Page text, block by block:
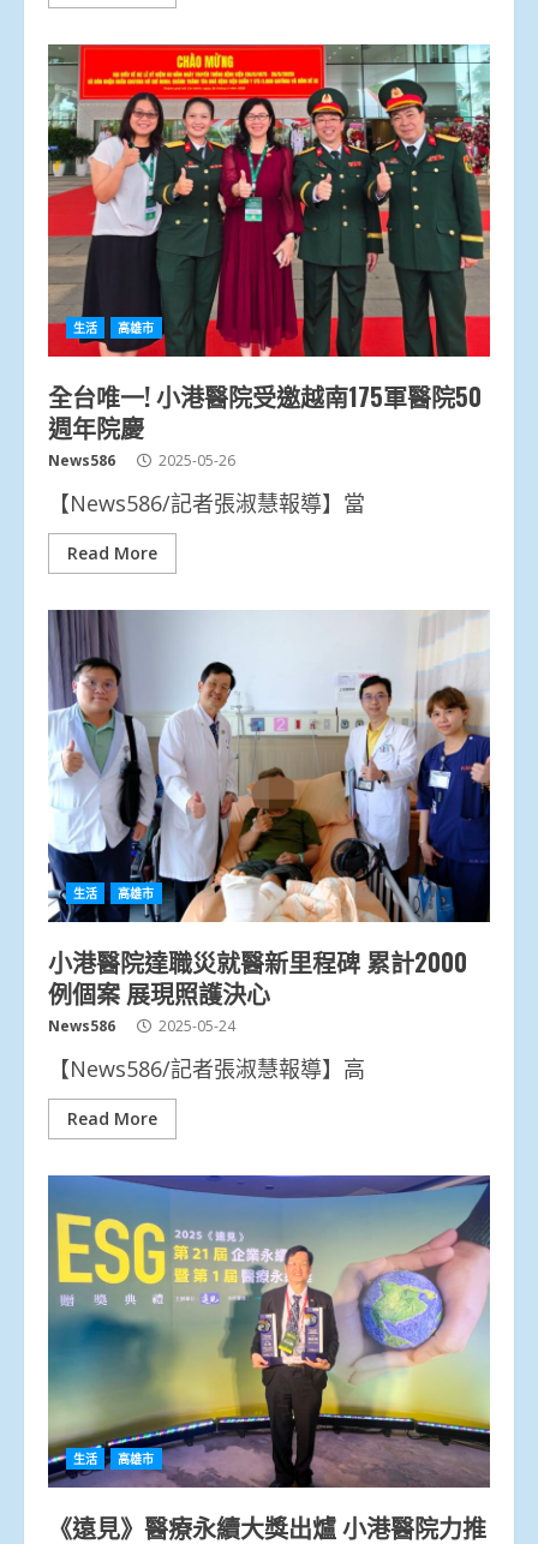
生活 高雄市
全台唯一! 小港醫院受邀越南175軍醫院50
週年院慶
News586 2025-05-26
【News586/記者張淑慧報導】當
Read More
生活 高雄市
小港醫院達職災就醫新里程碑 累計2000
例個案 展現照護決心
News586 2025-05-24
【News586/記者張淑慧報導】高
Read More
生活 高雄市
《遠見》醫療永續大獎出爐 小港醫院力推